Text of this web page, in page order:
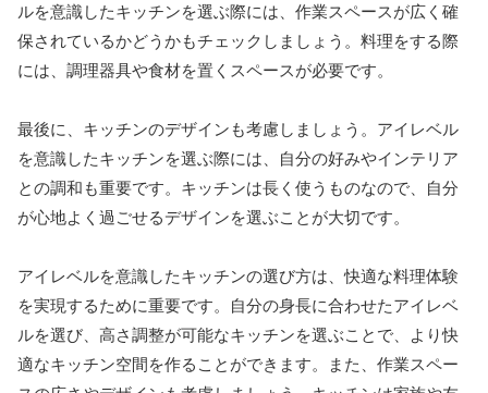
ルを意識したキッチンを選ぶ際には、作業スペースが広く確
保されているかどうかもチェックしましょう。料理をする際
には、調理器具や食材を置くスペースが必要です。
最後に、キッチンのデザインも考慮しましょう。アイレベル
を意識したキッチンを選ぶ際には、自分の好みやインテリア
との調和も重要です。キッチンは長く使うものなので、自分
が心地よく過ごせるデザインを選ぶことが大切です。
アイレベルを意識したキッチンの選び方は、快適な料理体験
を実現するために重要です。自分の身長に合わせたアイレベ
ルを選び、高さ調整が可能なキッチンを選ぶことで、より快
適なキッチン空間を作ることができます。また、作業スペー